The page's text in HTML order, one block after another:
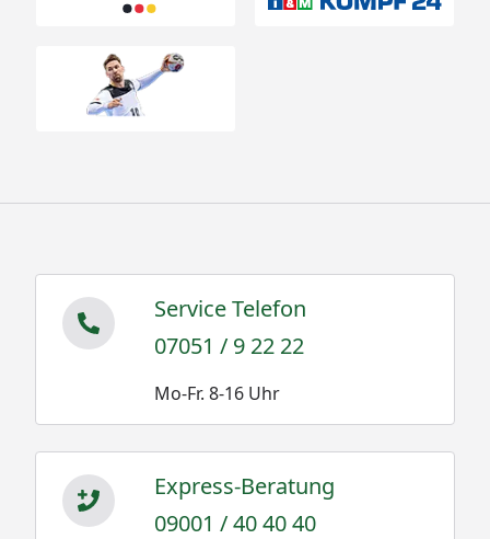
Service Telefon
07051 / 9 22 22
Mo-Fr. 8-16 Uhr
Express-Beratung
09001 / 40 40 40